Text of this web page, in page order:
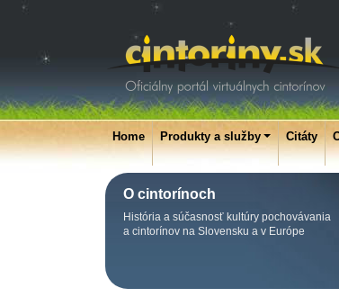
Home Produkty a služby Citáty
O cintorínoch
História a súčasnosť kultúry pochovávania
a cintorínov na Slovensku a v Európe